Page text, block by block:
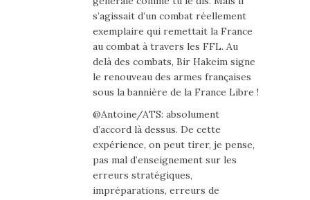
s’agissait d’un combat réellement
exemplaire qui remettait la France
au combat à travers les FFL. Au
delà des combats, Bir Hakeim signe
le renouveau des armes françaises
sous la bannière de la France Libre !
@Antoine/ATS: absolument
d’accord là dessus. De cette
expérience, on peut tirer, je pense,
pas mal d’enseignement sur les
erreurs stratégiques,
impréparations, erreurs de